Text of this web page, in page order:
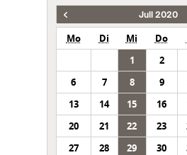
Juli 2020
Mo Di Mi Do
1
2
6
7 8 9
13
14 15 16
20
21 22 23
27
28 29 30